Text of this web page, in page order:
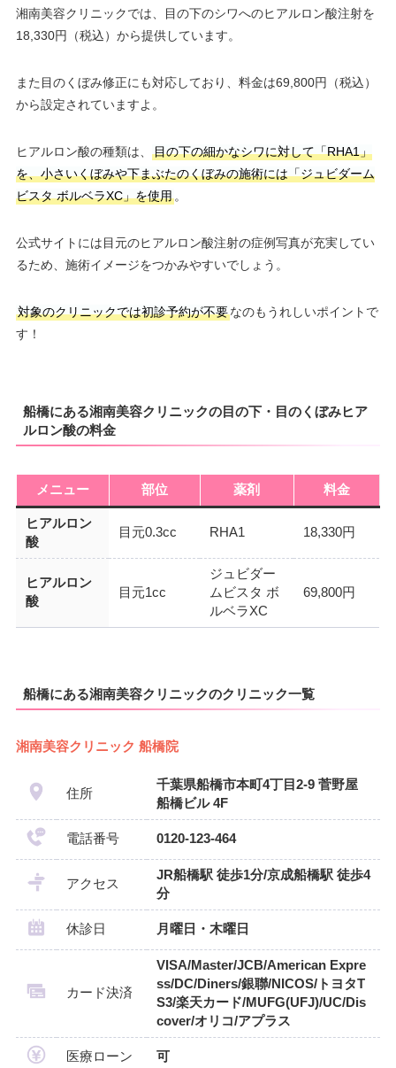
湘南美容クリニックでは、目の下のシワへのヒアルロン酸注射を
18,330円（税込）から提供しています。
また目のくぼみ修正にも対応しており、料金は69,800円（税込）
から設定されていますよ。
ヒアルロン酸の種類は、
目の下の細かなシワに対して「RHA1」
を、小さいくぼみや下まぶたのくぼみの施術には「ジュビダーム
ビスタ ボルベラXC」を使用。
公式サイトには目元のヒアルロン酸注射の症例写真が充実してい
るため、施術イメージをつかみやすいでしょう。
対象のクリニックでは初診予約が不要なのもうれしいポイントで
す！
船橋にある湘南美容クリニックの目の下・目のくぼみヒア
ルロン酸の料金
メニュー 部位 薬剤 料金
ヒアルロン
酸
目元0.3cc RHA1 18,330円
ヒアルロン
酸
目元1cc
ジュビダー
ムビスタ ボ
ルベラXC
69,800円
船橋にある湘南美容クリニックのクリニック一覧
湘南美容クリニック 船橋院
住所
千葉県船橋市本町4丁目2-9 菅野屋
船橋ビル 4F
電話番号 0120-123-464
アクセス
JR船橋駅 徒歩1分/京成船橋駅 徒歩4
分
休診日 月曜日・木曜日
カード決済
VISA/Master/JCB/American Expre
ss/DC/Diners/銀聯/NICOS/トヨタT
S3/楽天カード/MUFG(UFJ)/UC/Dis
cover/オリコ/アプラス
医療ローン 可